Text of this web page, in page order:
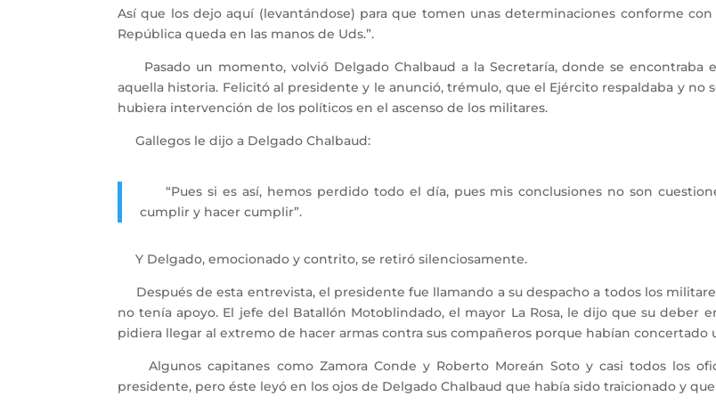
Así que los dejo aquí (levantándose) para que tomen unas determinaciones conforme
República queda en las manos de Uds.”.
Pasado un momento, volvió Delgado Chalbaud a la Secretaría, donde se encontraba
aquella historia. Felicitó al presidente y le anunció, trémulo, que el Ejército respaldaba y
hubiera intervención de los políticos en el ascenso de los militares.
Gallegos le dijo a Delgado Chalbaud:
“Pues si es así, hemos perdido todo el día, pues mis conclusiones no son
cumplir y hacer cumplir”.
Y Delgado, emocionado y contrito, se retiró silenciosamente.
Después de esta entrevista, el presidente fue llamando a su despacho a todos los
no tenía apoyo. El jefe del Batallón Motoblindado, el mayor La Rosa, le dijo que su deber
pidiera llegar al extremo de hacer armas contra sus compañeros porque habían concertado
Algunos capitanes como Zamora Conde y Roberto Moreán Soto y casi todos los
presidente, pero éste leyó en los ojos de Delgado Chalbaud que había sido traicionado y